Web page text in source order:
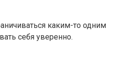
каким-то одним
себя уверенно.